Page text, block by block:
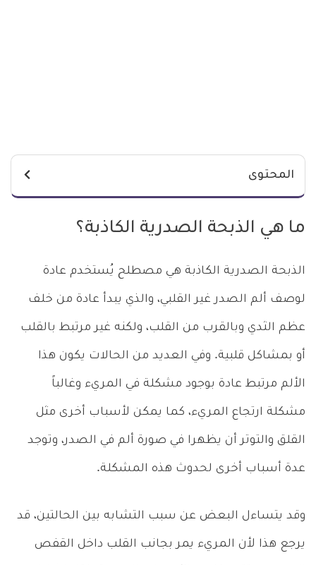
المحتوى
ما هي الذبحة الصدرية الكاذبة؟
الذبحة الصدرية الكاذبة هي مصطلح يُستخدم عادة
لوصف ألم الصدر غير القلبي، والذي يبدأ عادة من خلف
عظم الثدي وبالقرب من القلب، ولكنه غير مرتبط بالقلب
أو بمشاكل قلبية. وفي العديد من الحالات يكون هذا
الألم مرتبط عادة بوجود مشكلة في المريء وغالباً
مشكلة ارتجاع المريء، كما يمكن لأسباب أخرى مثل
القلق والتوتر أن يظهرا في صورة ألم في الصدر، وتوجد
عدة أسباب أخرى لحدوث هذه المشكلة.
وقد يتساءل البعض عن سبب التشابه بين الحالتين، قد
يرجع هذا لأن المريء يمر بجانب القلب داخل القفص